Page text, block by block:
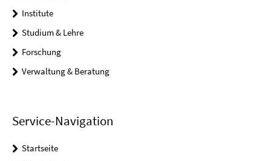
Institute
Studium & Lehre
Forschung
Verwaltung & Beratung
Service-Navigation
Startseite